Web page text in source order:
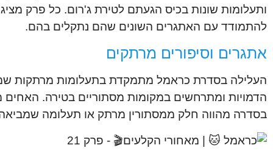
ותעלומות שונות בכיס הגעתם לטירת ג'רום. כל פרק
להתמודד עם האתגרים השונים שהם נתקלים בהם.
אתגרים וסיפורים מרתקים
העלילה בסדרת כראמל מתמקדת בתעלומות מרתקות
הדמויות ומתרחשים במקומות מסתוריים בטירה.
בסדרה מהווה חלק ממסתורין מרתק או תעלומה שמביאה